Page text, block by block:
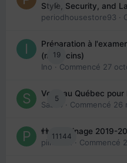
0
Style, Security, and
periodhousestore93 ·
19
Préparation à
(médecins)
Ino · Commencé 27
5
Venir au Québec pour
Sab74
· Commencé 26
11144
👬 Parrainage 2019-
piinoush
· Commencé